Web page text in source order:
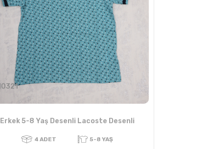
Erkek 5-8 Yaş Desenli Lacoste Desenli